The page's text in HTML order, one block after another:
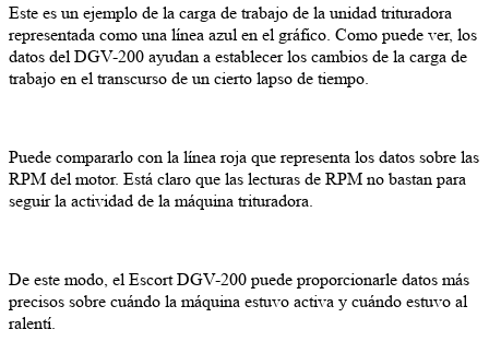
Este es un ejemplo de la carga de trabajo de la unidad trituradora
representada como una línea azul en el gráfico. Como puede ver, los
datos del DGV-200 ayudan a establecer los cambios de la carga de
trabajo en el transcurso de un cierto lapso de tiempo.
Puede compararlo con la línea roja que representa los datos sobre las
RPM del motor. Está claro que las lecturas de RPM no bastan para
seguir la actividad de la máquina trituradora.
De este modo, el Escort DGV-200 puede proporcionarle datos más
precisos sobre cuándo la máquina estuvo activa y cuándo estuvo al
ralentí.